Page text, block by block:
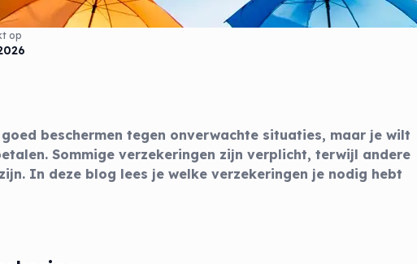
op
beschermen tegen onverwachte situaties, maar je wilt
Sommige verzekeringen zijn verplicht, terwijl andere
In deze blog lees je welke verzekeringen je nodig hebt